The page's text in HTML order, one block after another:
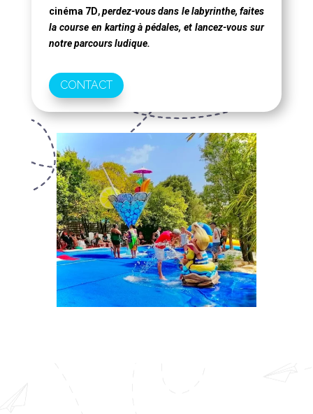
cinéma 7D,perdez-vous dans le labyrinthe, faites
la course en karting à pédales, et lancez-vous sur
notre parcours ludique.
CONTACT